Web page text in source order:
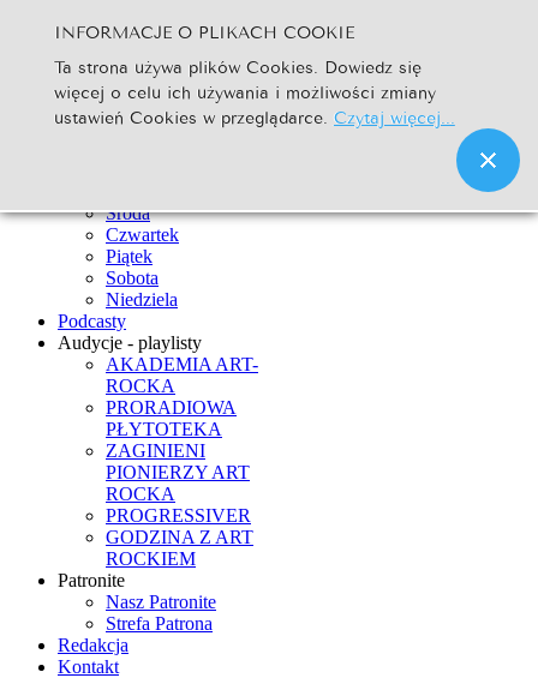
Szukaj... Go
Strona Główna
Newsy
Środa
Czwartek
Piątek
Sobota
Niedziela
Podcasty
Audycje - playlisty
AKADEMIA ART-
ROCKA
PRORADIOWA
PŁYTOTEKA
ZAGINIENI
PIONIERZY ART
ROCKA
PROGRESSIVER
GODZINA Z ART
ROCKIEM
Patronite
Nasz Patronite
Strefa Patrona
Redakcja
Kontakt
INFORMACJE O PLIKACH COOKIE
Ta strona używa plików Cookies. Dowiedz się
więcej o celu ich używania i możliwości zmiany
ustawień Cookies w przeglądarce. Czytaj więcej...